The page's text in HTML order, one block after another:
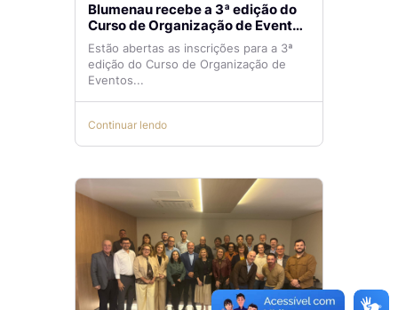
Blumenau recebe a 3ª edição do
Curso de Organização de Eventos
Lilian Ribeiro
Estão abertas as inscrições para a 3ª
edição do Curso de Organização de
Eventos...
Continuar lendo